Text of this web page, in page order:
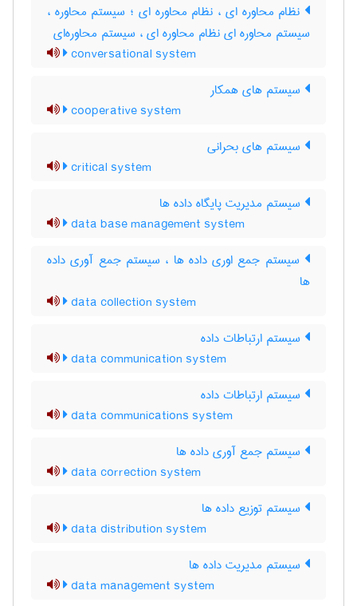
نظام محاوره ای ، نظام محاوره ای ؛ سیستم محاوره ،
سیستم محاوره ای نظام محاوره ای ، سیستم محاوره‌ای
conversational system
سیستم های همکار
cooperative system
سیستم های بحرانی
critical system
سیستم مدیریت پایگاه داده ها
data base management system
سیستم جمع اوری داده ها ، سیستم جمع آوری داده
ها
data collection system
سیستم ارتباطات داده
data communication system
سیستم ارتباطات داده
data communications system
سیستم جمع آوری داده ها
data correction system
سیستم توزیع داده ها
data distribution system
سیستم مدیریت داده ها
data management system